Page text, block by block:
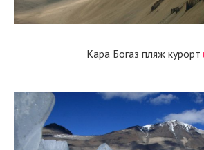
Кара Богаз пляж курорт